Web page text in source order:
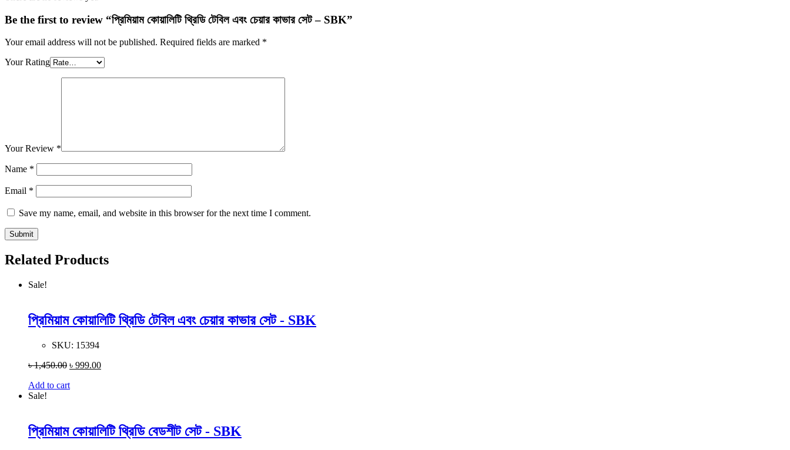
Be the first to review “প্রিমিয়াম কোয়ালিটি থ্রিডি টেবিল এবং চেয়ার কাভার সেট – SBK”
Your email address will not be published. Required fields are marked *
Your Rating
Your Review *
Name *
Email *
Save my name, email, and website in this browser for the next time I comment.
Related Products
Sale!
প্রিমিয়াম কোয়ালিটি থ্রিডি টেবিল এবং চেয়ার কাভার সেট - SBK
SKU: 15394
৳1,450.00 ৳ 999.00
Add to cart
Sale!
প্রিমিয়াম কোয়ালিটি থ্রিডি বেডশীট সেট - SBK